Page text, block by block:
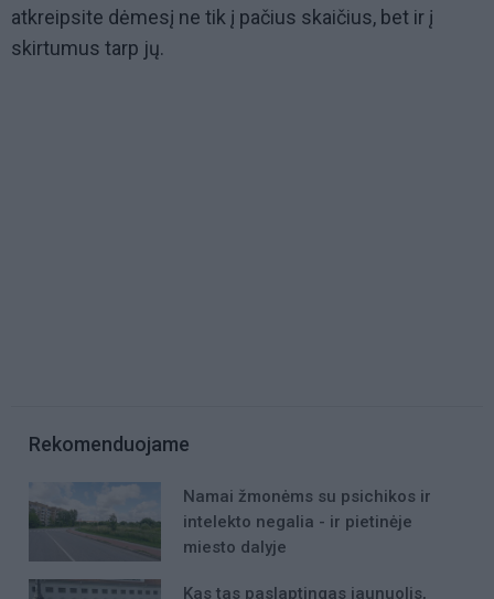
atkreipsite dėmesį ne tik į pačius skaičius, bet ir į
skirtumus tarp jų.
Rekomenduojame
Namai žmonėms su psichikos ir
intelekto negalia - ir pietinėje
miesto dalyje
Kas tas paslaptingas jaunuolis,